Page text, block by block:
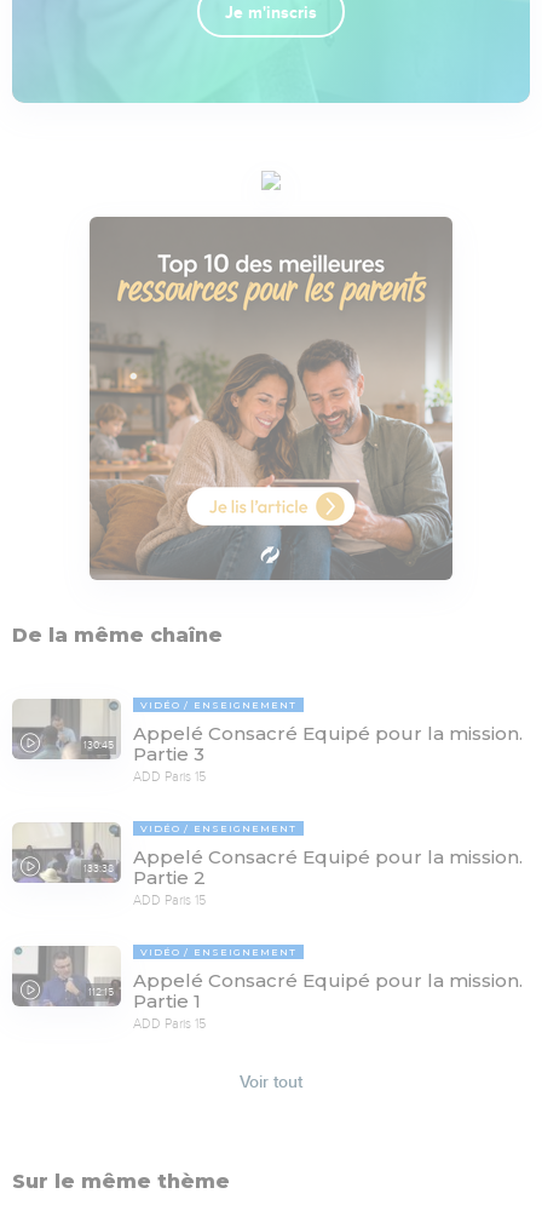
Je m'inscris
De la même chaîne
130:45
VIDÉO ENSEIGNEMENT
Appelé Consacré Equipé pour la mission.
Partie 3
ADD Paris 15
133:38
VIDÉO ENSEIGNEMENT
Appelé Consacré Equipé pour la mission.
Partie 2
ADD Paris 15
112:15
VIDÉO ENSEIGNEMENT
Appelé Consacré Equipé pour la mission.
Partie 1
ADD Paris 15
Voir tout
Sur le même thème